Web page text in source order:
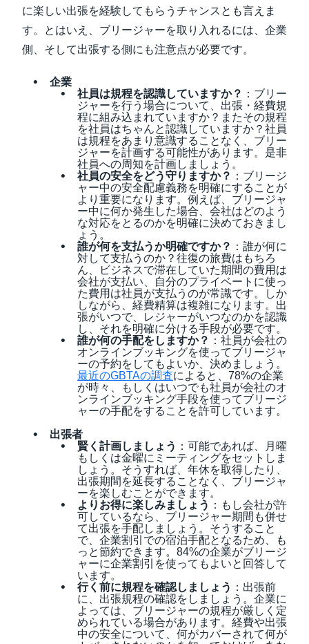
に楽しい出張を経験してもらうチャンスとも言えま
す。とはいえ、ブリージャーを取り入れるには、企業
側、そして出張する側にも注意点が必要です。
企業
社員は規程を認識していますか？ ：ブリー
ジャーを行う場合について、出張・経費規
程に組み込まれていますか？またその規程
を社員はちゃんと認識していますか？社員
は規程をあまり意識することなく、ブリー
ジャーを計画する可能性があります。是非
社員への周知を計画しましょう。
社員の安全をどう守りますか？ ：ブリージ
ャー中の安全配慮義務を明確にすることが
より重要になります。例えば、ブリージャ
ー中に何か発生した場合、会社はどのよう
な対応をとるのかを明確に決めておきまし
ょう。
誰が何を支払うか明確ですか？ ：誰が何に
対して支払うのか？往復の旅費はもちろ
ん、ビジネスで滞在していた期間の費用は
会社が支払い、自分のプライベートに使っ
た費用は社員が支払うのが常識です。しか
しながら、経費精算は複雑になります。出
張がいつで、レジャーがいつなのかを認識
し、それを明確に分ける手段が必要です。
誰が何の手配をしますか？ ：社員が会社の
オンラインブッキングを使ってブリージャ
ーの予約をしてもよいか、決めましょう。
最近のGBTAの調査によると、78%の企業
が時々、もしくはいつでも社員が会社のオ
ンラインブッキング手段を使ってブリージ
ャーの手配をすることを許可しています。
出張者
賢く計画しましょう ：可能であれば、月曜
もしくは金曜にミーティングをセットしま
しょう。そうすれば、年休を取得したり、
出張期間を延長することなく、ブリージャ
ーを楽しむことができます。
よりお得に楽しみましょう ：もし会社が許
可しているなら、ブリージャー期間も併せ
て出張を手配しましょう。そうすること
で、企業割引での宿泊手配となるため、も
っと節約できます。84%の企業がブリージ
ャーに企業割引を使ってもよいと回答して
います。
行く前に規程を確認しましょう ：出張前
に、出張規程の確認をしましょう。企業に
よっては、ブリージャーの規程が厳しく定
められている場合があります。経費や出張
中の安全について、何がカバーされて何が